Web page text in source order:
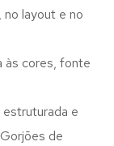
no layout e no
às cores, fonte
e
de